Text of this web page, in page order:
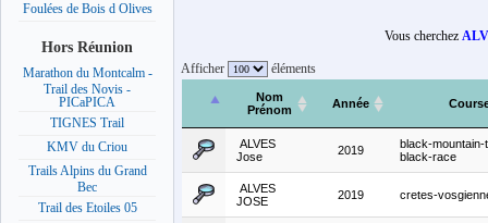
Foulées de Bois d Olives
Hors Réunion
Marathon du Montcalm -
Trail des Novis -
PICaPICA
TIGNES Trail
KMV du Criou
Trails Alpins du Grand
Bec
Trail des Etoiles 05
Vous cherchez
Afficher éléments
Nom
Prénom
Année
ALVES
Jose
2019
black-mountain-
black-race
ALVES
JOSE
2019 cretes-